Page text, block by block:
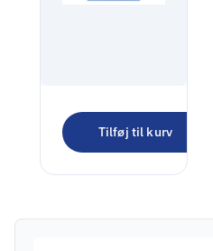
Horizon
Forbidden
West
215,00kr.
268,75kr.inkl. moms
Tilføj til kurv